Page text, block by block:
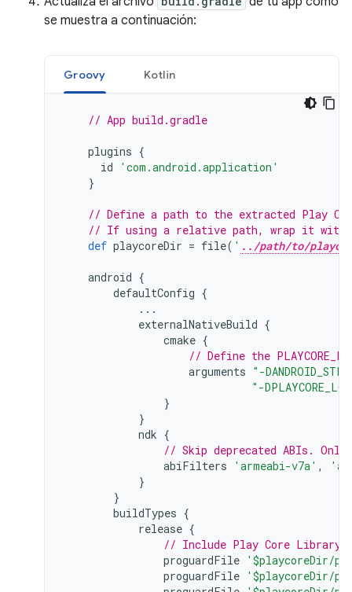
se muestra a continuación:
Groovy Kotlin
// App build.gradle
plugins {
id
'com.android.application'
}
// Define a path to the extracted Play
// If using a relative path, wrap it with
def playcoreDir = file( ' ../path/to/
android {
defaultConfig {
...
externalNativeBuild {
cmake {
// Define the
arguments "-
"-
}
}
ndk {
// Skip deprecated ABIs.
abiFilters
'armeabi-v7a' ,
}
}
buildTypes {
release {
// Include Play Core Library
proguardFile '$playcoreDir/
proguardFile '$playcoreDir/